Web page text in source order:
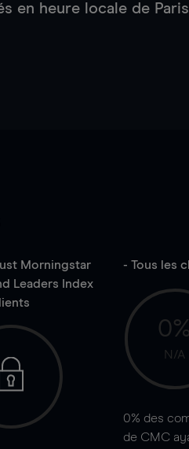
en heure locale de Paris
Morningstar
Leaders Index
- Tous les
0%
N/A
0% des
de CMC